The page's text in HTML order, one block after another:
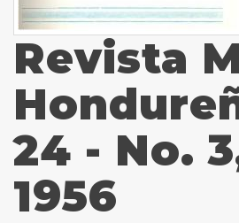
Revista
24 - No.
1956